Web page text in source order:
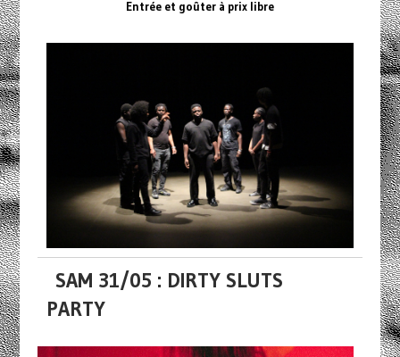
Entrée et goûter à prix libre
SAM 31/05 : DIRTY SLUTS
PARTY